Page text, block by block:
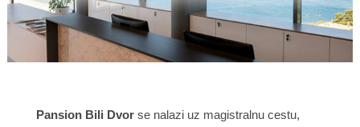
Pansion Bili Dvorse nalazi uz magistralnu cestu,